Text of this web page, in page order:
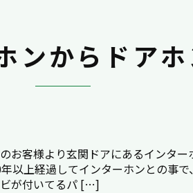
ンからドア
お客様より玄関ドアにあるインタ
以上経過してインターホンとの事
が付いてるパ […]